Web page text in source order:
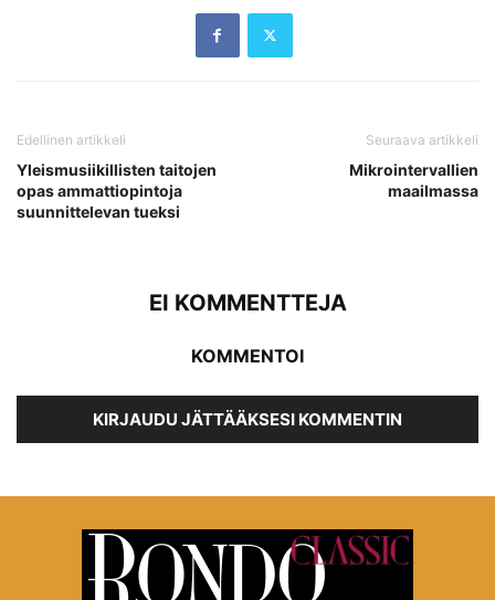
Edellinen artikkeli
Yleismusiikillisten taitojen
opas ammattiopintoja
suunnittelevan tueksi
Seuraava artikkeli
Mikrointervallien
maailmassa
EI KOMMENTTEJA
KOMMENTOI
KIRJAUDU JÄTTÄÄKSESI KOMMENTIN